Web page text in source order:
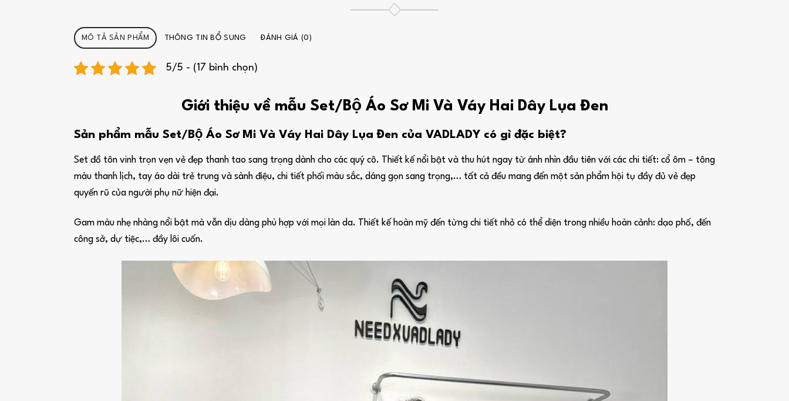
MÔ TẢ SẢN PHẨM THÔNG TIN BỔ SUNG ĐÁNH GIÁ (0)
5/5 - (17 bình chọn)
Giới thiệu về mẫu Set/Bộ Áo Sơ Mi Và Váy Hai Dây Lụa Đen
Sản phẩm mẫu Set/Bộ Áo Sơ Mi Và Váy Hai Dây Lụa Đen của VADLADY có gì đặc biệt?
Set đồ tôn vinh trọn vẹn vẻ đẹp thanh tao sang trọng dành cho các quý cô. Thiết kế nổi bật và thu hút ngay từ ánh nhìn đầu tiên với các chi tiết: cổ ôm – tông
màu thanh lịch, tay áo dài trẻ trung và sành điệu, chi tiết phối màu sắc, dáng gọn sang trọng,… tất cả đều mang đến một sản phẩm hội tụ đầy đủ vẻ đẹp
quyến rũ của người phụ nữ hiện đại.
Gam màu nhẹ nhàng nổi bật mà vẫn dịu dàng phù hợp với mọi làn da. Thiết kế hoàn mỹ đến từng chi tiết nhỏ có thể diện trong nhiều hoàn cảnh: dạo phố, đến
công sở, dự tiệc,… đầy lôi cuốn.